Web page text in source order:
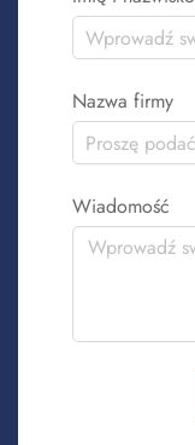
Nazwa firmy
Wiadomość